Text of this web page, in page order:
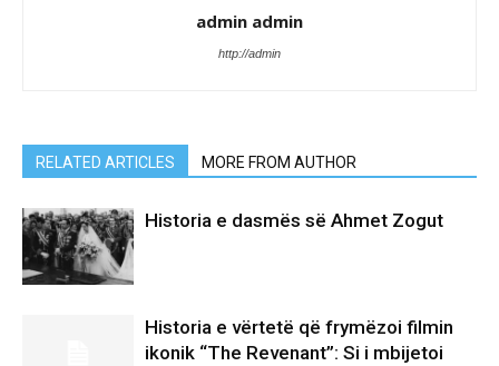
admin admin
http://admin
RELATED ARTICLES MORE FROM AUTHOR
Historia e dasmës së Ahmet Zogut
Historia e vërtetë që frymëzoi filmin
ikonik “The Revenant”: Si i mbijetoi